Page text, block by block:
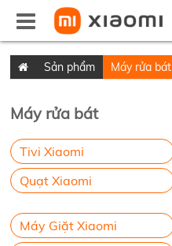
Sản phẩm Máy rửa bát
Máy rửa bát
Tivi Xiaomi
Quạt Xiaomi
Máy Giặt Xiaomi